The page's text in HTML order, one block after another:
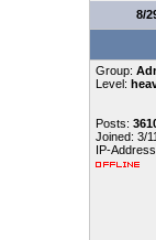
8/
Group:
Level:
Posts:
Joined: 3/
IP-